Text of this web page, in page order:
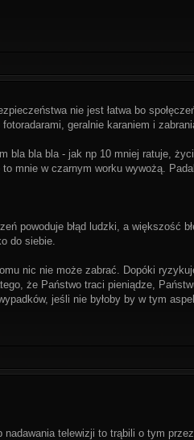
nie jest łatwa bo
geralnie karaniem i
bla bla bla - jak np 10 mniej ratuje,
mnie w czarnym worku wywożą.
powoduje błąd ludzki, a większość
do siebie.
nic nie może zabrać. Dopóki
że Państwo traci pieniądze,
jeśli nie byłoby by w tym
telewizji to trąbili o tym